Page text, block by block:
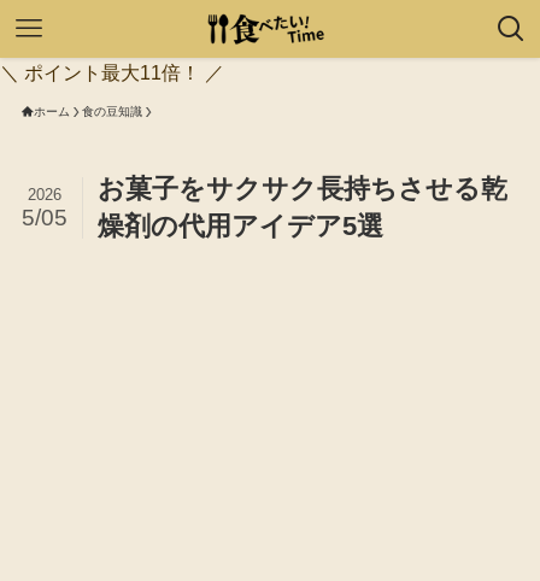
＼ ポイント最大11倍！ ／
ホーム 食の豆知識
お菓子をサクサク長持ちさせる乾
燥剤の代用アイデア5選
2026
5/05